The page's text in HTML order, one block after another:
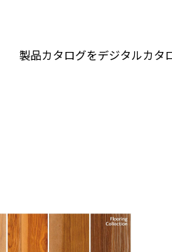
製品カタログをデジタルカタ